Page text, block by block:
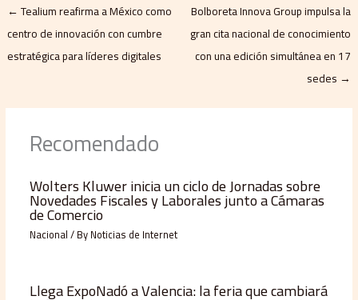
←Tealium reafirma a México como
centro de innovación con cumbre
estratégica para líderes digitales
Bolboreta Innova Group impulsa la
gran cita nacional de conocimiento
con una edición simultánea en 17
sedes →
Recomendado
Wolters Kluwer inicia un ciclo de Jornadas sobre
Novedades Fiscales y Laborales junto a Cámaras
de Comercio
Nacional/ ByNoticias de Internet
Llega ExpoNadó a Valencia: la feria que cambiará